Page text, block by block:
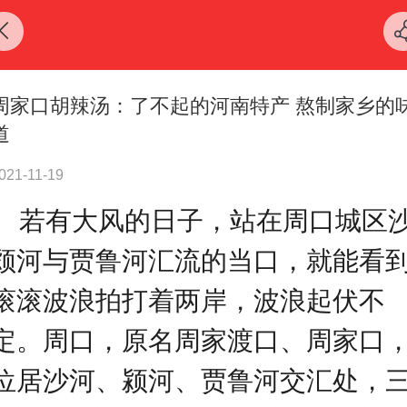
家口胡辣汤：了不起的河南特产 熬制家乡的
11-19
若有大风的日子，站在周口城区
河与贾鲁河汇流的当口，就能看到
滚波浪拍打着两岸，波浪起伏不
。周口，原名周家渡口、周家口，
居沙河、颍河、贾鲁河交汇处，